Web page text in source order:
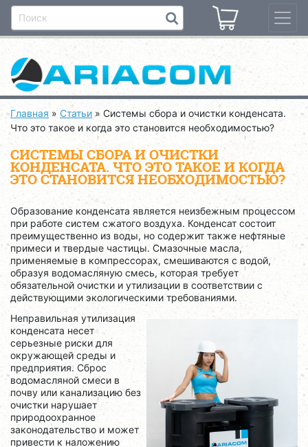
Главная » Статьи » Системы сбора и очистки конденсата.
Что это такое и когда это становится необходимостью?
СИСТЕМЫ СБОРА И ОЧИСТКИ
КОНДЕНСАТА. ЧТО ЭТО ТАКОЕ И КОГДА
ЭТО СТАНОВИТСЯ НЕОБХОДИМОСТЬЮ?
Образование конденсата является неизбежным процессом
при работе систем сжатого воздуха. Конденсат состоит
преимущественно из воды, но содержит также нефтяные
примеси и твердые частицы. Смазочные масла,
применяемые в компрессорах, смешиваются с водой,
образуя водомасляную смесь, которая требует
обязательной очистки и утилизации в соответствии с
действующими экологическими требованиями.
Неправильная утилизация
конденсата несет
серьезные риски для
окружающей среды и
предприятия. Сброс
водомасляной смеси в
почву или канализацию без
очистки нарушает
природоохранное
законодательство и может
привести к наложению